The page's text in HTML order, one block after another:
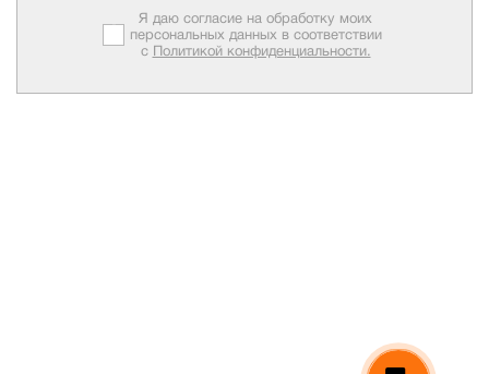
Я даю согласие на обработку моих
персональных данных в соответствии
с Политикой конфиденциальности.